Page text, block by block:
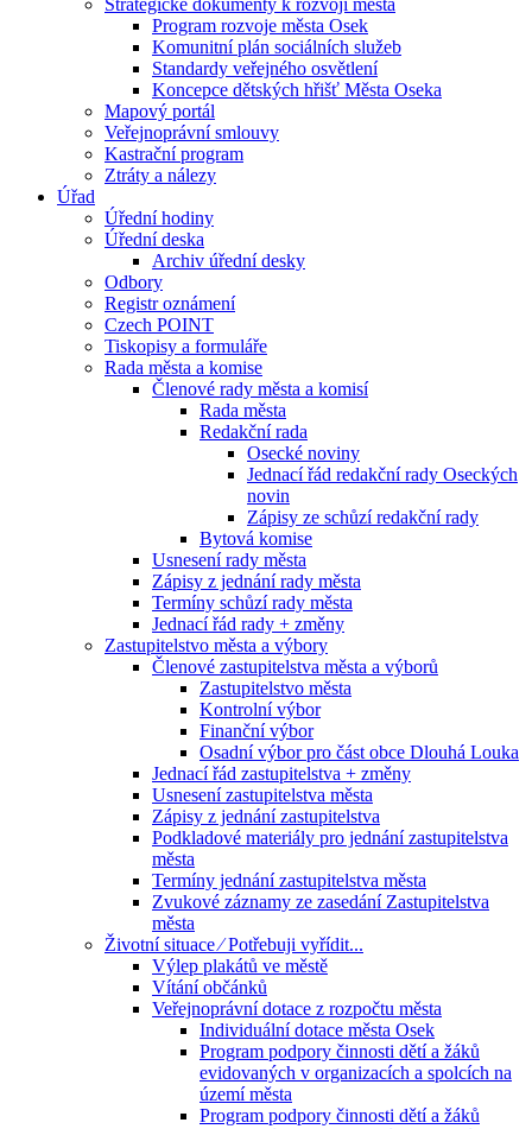
Strategické dokumenty k rozvoji města
Program rozvoje města Osek
Komunitní plán sociálních služeb
Standardy veřejného osvětlení
Koncepce dětských hřišť Města Oseka
Mapový portál
Veřejnoprávní smlouvy
Kastrační program
Ztráty a nálezy
Úřad
Úřední hodiny
Úřední deska
Archiv úřední desky
Odbory
Registr oznámení
Czech POINT
Tiskopisy a formuláře
Rada města a komise
Členové rady města a komisí
Rada města
Redakční rada
Osecké noviny
Jednací řád redakční rady Oseckých
novin
Zápisy ze schůzí redakční rady
Bytová komise
Usnesení rady města
Zápisy z jednání rady města
Termíny schůzí rady města
Jednací řád rady + změny
Zastupitelstvo města a výbory
Členové zastupitelstva města a výborů
Zastupitelstvo města
Kontrolní výbor
Finanční výbor
Osadní výbor pro část obce Dlouhá Louka
Jednací řád zastupitelstva + změny
Usnesení zastupitelstva města
Zápisy z jednání zastupitelstva
Podkladové materiály pro jednání zastupitelstva
města
Termíny jednání zastupitelstva města
Zvukové záznamy ze zasedání Zastupitelstva
města
Životní situace ⁄ Potřebuji vyřídit...
Výlep plakátů ve městě
Vítání občánků
Veřejnoprávní dotace z rozpočtu města
Individuální dotace města Osek
Program podpory činnosti dětí a žáků
evidovaných v organizacích a spolcích na
území města
Program podpory činnosti dětí a žáků